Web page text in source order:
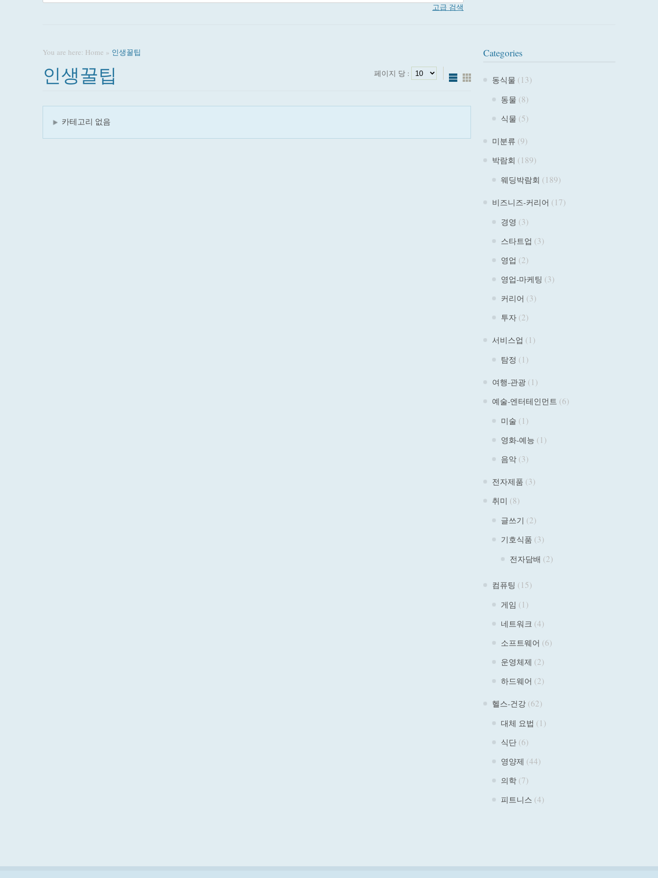
고급 검색
You are here: Home » 인생꿀팁
인생꿀팁 페이지 당 :
카테고리 없음
Categories
동식물 (13)
동물 (8)
식물 (5)
미분류 (9)
박람회 (189)
웨딩박람회 (189)
비즈니즈-커리어 (17)
경영 (3)
스타트업 (3)
영업 (2)
영업-마케팅 (3)
커리어 (3)
투자 (2)
서비스업 (1)
탐정 (1)
여행-관광 (1)
예술-엔터테인먼트 (6)
미술 (1)
영화-예능 (1)
음악 (3)
전자제품 (3)
취미 (8)
글쓰기 (2)
기호식품 (3)
전자담배 (2)
컴퓨팅 (15)
게임 (1)
네트워크 (4)
소프트웨어 (6)
운영체제 (2)
하드웨어 (2)
헬스-건강 (62)
대체 요법 (1)
식단 (6)
영양제 (44)
의학 (7)
피트니스 (4)